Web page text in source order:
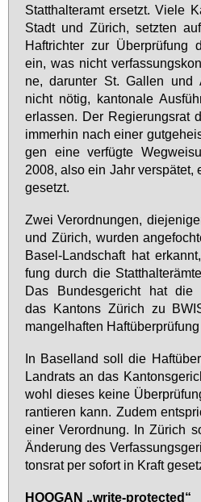
Statt­hal­ter­amt er­setzt. Vie­le
Stadt und Zü­rich, setz­ten
Haft­rich­ter zur Über­prü­fung
ein, was nicht
ne, dar­un­ter St. Gal­len und
nicht nö­tig, kan­to­na­le
er­las­sen. Der Re­gie­rungs­rat
im­mer­hin nach ei­ner
gen ei­ne ver­füg­te
2008, al­so ein Jahr ver­spä­tet,
ge­setzt.
Zwei Ver­ord­nun­gen,
und Zü­rich, wur­den
Ba­sel-Land­schaft hat
fung durch die
Das Bun­des­ge­richt hat die
das Kan­tons Zü­rich zu
man­gel­haf­ten
In Ba­sel­land soll die
Land­rats an das
wohl die­ses kei­ne
ran­tie­ren kann. Zu­dem
ei­ner Ver­ord­nung. In Zü­rich
Än­de­rung des
tons­rat per so­fort in Kraft
HOO­GAN „wri­te-pro­tec­ted“